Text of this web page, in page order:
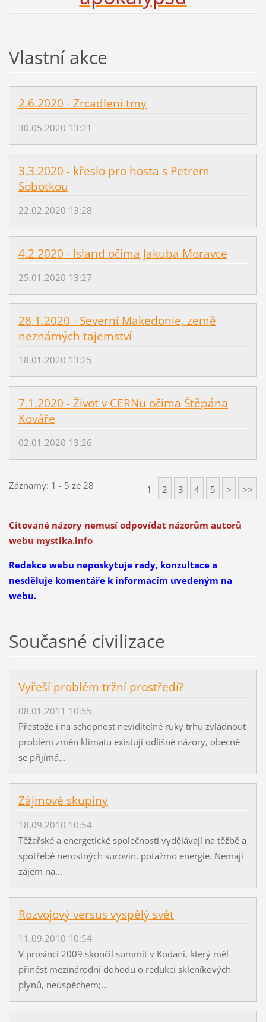
Vlastní akce
2.6.2020 - Zrcadlení tmy
30.05.2020 13:21
3.3.2020 - křeslo pro hosta s Petrem
Sobotkou
22.02.2020 13:28
4.2.2020 - Island očima Jakuba Moravce
25.01.2020 13:27
28.1.2020 - Severní Makedonie, země
neznámých tajemství
18.01.2020 13:25
7.1.2020 - Život v CERNu očima Štěpána
Kováře
02.01.2020 13:26
Záznamy: 1 - 5 ze 28 1 2 3 4 5 > >>
Citované názory nemusí odpovídat názorům autorů
webu mystika.info
Redakce webu neposkytuje rady, konzultace a
nesděluje komentáře k informacím uvedeným na
webu.
Současné civilizace
Vyřeší problém tržní prostředí?
08.01.2011 10:55
Přestože i na schopnost neviditelné ruky trhu zvládnout
problém změn klimatu existují odlišné názory, obecně
se přijímá...
Zájmové skupiny
18.09.2010 10:54
Těžařské a energetické společnosti vydělávají na těžbě a
spotřebě nerostných surovin, potažmo energie. Nemají
zájem na...
Rozvojový versus vyspělý svět
11.09.2010 10:54
V prosinci 2009 skončil summit v Kodani, který měl
přinést mezinárodní dohodu o redukci skleníkových
plynů, neúspěchem;...